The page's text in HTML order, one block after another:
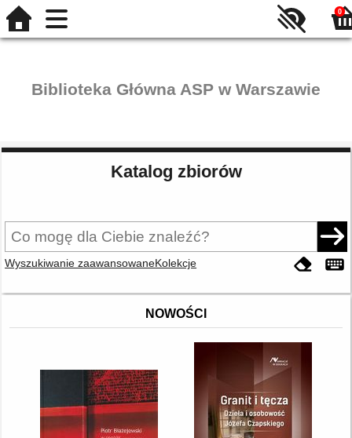
0
Biblioteka Główna ASP w Warszawie
Katalog zbiorów
Wyszukiwanie zaawansowaneKolekcje
NOWOŚCI